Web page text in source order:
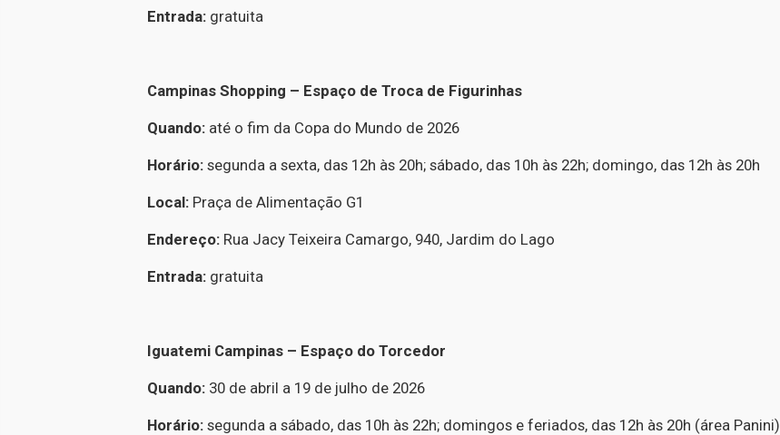
Entrada: gratuita
Campinas Shopping – Espaço de Troca de Figurinhas
Quando: até o fim da Copa do Mundo de 2026
Horário: segunda a sexta, das 12h às 20h; sábado, das 10h às 22h; domingo, das 12h às 20h
Local: Praça de Alimentação G1
Endereço: Rua Jacy Teixeira Camargo, 940, Jardim do Lago
Entrada: gratuita
Iguatemi Campinas – Espaço do Torcedor
Quando: 30 de abril a 19 de julho de 2026
Horário: segunda a sábado, das 10h às 22h; domingos e feriados, das 12h às 20h (área Panini)